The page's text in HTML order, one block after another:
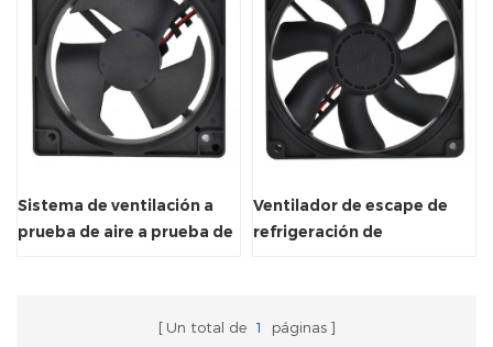
Sistema de ventilación a
prueba de aire a prueba de
Ventilador de escape de
refrigeración de
Un total de 1 páginas